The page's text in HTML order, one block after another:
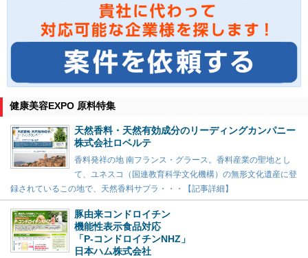
健康美容EXPO 原料特集
天然香料・天然有効成分のリーディングカンパニー
株式会社ロベルテ
香料発祥の地 南フランス・グラース。香料産業の聖地とし
て、ユネスコ（国連教育科学文化機構）の無形文化遺産に登
録されているこの地で、天然香料サプラ・・・【記事詳細】
豚由来コンドロイチン
機能性表示食品対応
「P-コンドロイチンNHZ」
日本ハム株式会社